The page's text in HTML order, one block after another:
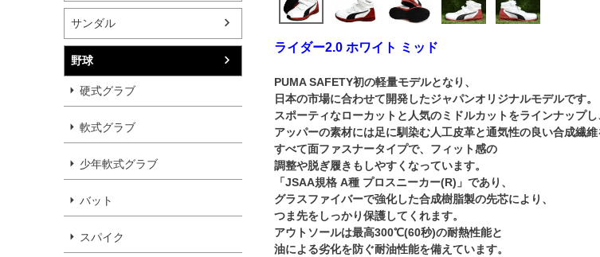
サンダル
野球
硬式グラブ
軟式グラブ
少年軟式グラブ
バット
スパイク
ライダー2.0 ホワイト ミッド
PUMA SAFETY初の軽量モデルとなり、
日本の市場に合わせて開発したジャパンオリジナルモデルです。
スポーティなローカットと人気のミドルカットをラインナップし
アッパーの素材には足に馴染む人工皮革と通気性の良い合成繊維
すべて面ファスナータイプで、フィット感の
調整や脱ぎ履きもしやすくなっています。
「JSAA規格 A種 プロスニーカー(R)」であり、
グラスファイバーで強化した合成樹脂製の先芯により、
つま先をしっかり保護してくれます。
アウトソールは最高300℃(60秒)の耐熱性能と
油による劣化を防ぐ耐油性能を備えています。